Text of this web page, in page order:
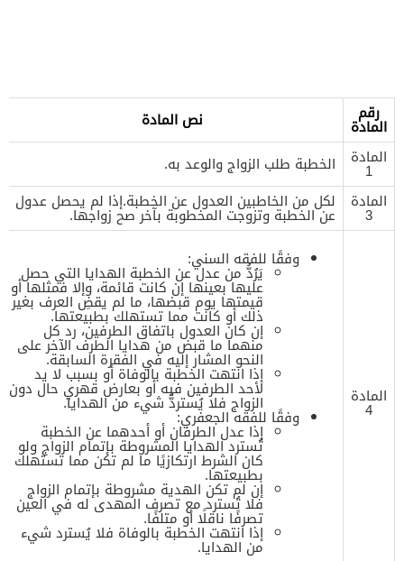
رقم
المادة
نص المادة
المادة
1
الخطبة طلب الزواج والوعد به.
المادة
3
لكل من الخاطبين العدول عن الخطبة.إذا لم يحصل عدول
عن الخطبة وتزوجت المخطوبة بآخر صح زواجها.
المادة
4
وفقًا للفقه السني:
يَرُدُّ من عدل عن الخطبة الهدايا التي حصل
عليها بعينها إن كانت قائمة، وإلا فمثلها أو
قيمتها يوم قبضها، ما لم يقضِ العرف بغير
ذلك أو كانت مما تستهلك بطبيعتها.
إن كان العدول باتفاق الطرفين، رد كل
منهما ما قبض من هدايا الطرف الآخر على
النحو المشار إليه في الفقرة السابقة.
إذا انتهت الخطبة بالوفاة أو بسبب لا يد
لأحد الطرفين فيه أو بعارض قهري حال دون
الزواج فلا يُستردُّ شيء من الهدايا.
وفقًا للفقه الجعفري:
إذا عدل الطرفان أو أحدهما عن الخطبة
تُسترد الهدايا المشروطة بإتمام الزواج ولو
كان الشرط ارتكازيًا ما لم تكن مما تستهلك
بطبيعتها.
إن لم تكن الهدية مشروطة بإتمام الزواج
فلا تُسترد مع تصرف المهدى له في العين
تصرفًا ناقلًا أو متلفًا.
إذا انتهت الخطبة بالوفاة فلا يُسترد شيء
من الهدايا.